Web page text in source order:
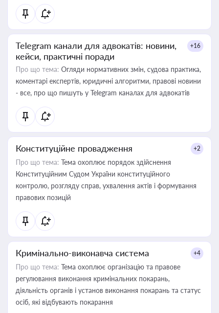
Telegram канали для адвокатів: новини,
кейси, практичні поради
+16
Про що тема: Огляди нормативних змін, судова практика,
коментарі експертів, юридичні алгоритми, правові новини
- все, про що пишуть у Telegram каналах для адвокатів
Конституційне провадження +2
Про що тема: Тема охоплює порядок здійснення
Конституційним Судом України конституційного
контролю, розгляду справ, ухвалення актів і формування
правових позицій
Кримінально-виконавча система +4
Про що тема: Тема охоплює організацію та правове
регулювання виконання кримінальних покарань,
діяльність органів і установ виконання покарань та статус
осіб, які відбувають покарання